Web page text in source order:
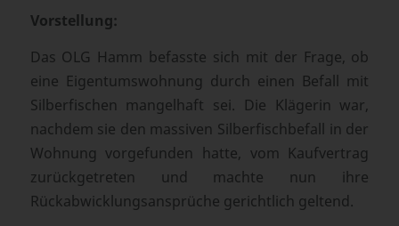
Vorstellung:
Das OLG Hamm befasste sich mit der Frage, ob
eine Eigentumswohnung durch einen Befall mit
Silberfischen mangelhaft sei. Die Klägerin war,
nachdem sie den massiven Silberfischbefall in der
Wohnung vorgefunden hatte, vom Kaufvertrag
zurückgetreten und machte nun ihre
Rückabwicklungsansprüche gerichtlich geltend.